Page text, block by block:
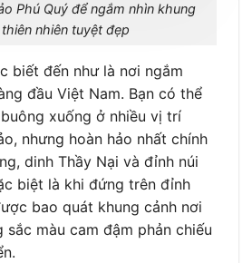
Phú Quý để ngắm nhìn khung
nhiên tuyệt đẹp
biết đến như là nơi ngắm
đầu Việt Nam. Bạn có thể
xuống ở nhiều vị trí
nhưng hoàn hảo nhất chính
dinh Thầy Nại và đỉnh núi
biệt là khi đứng trên đỉnh
bao quát khung cảnh nơi
sắc màu cam đậm phản chiếu